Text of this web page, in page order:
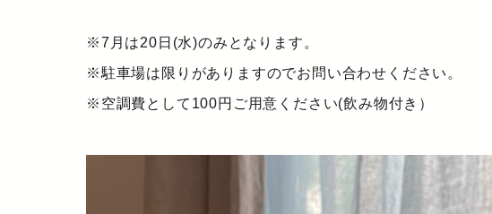
※7月は20日(水)のみとなります。
※駐車場は限りがありますのでお問い合わせください。
※空調費として100円ご用意ください(飲み物付き）